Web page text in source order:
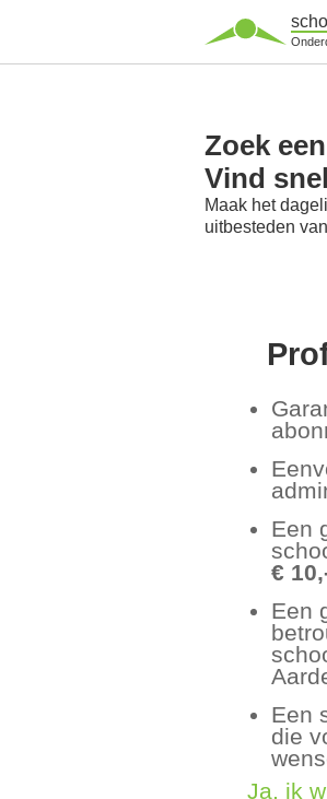
Zoek
Vind
Maak het
uitbesteden
Een
€
Een
Een
die
Ja, ik